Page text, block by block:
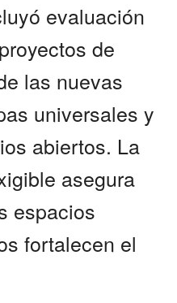
evaluación
de
las nuevas
universales y
abiertos. La
asegura
espacios
fortalecen el